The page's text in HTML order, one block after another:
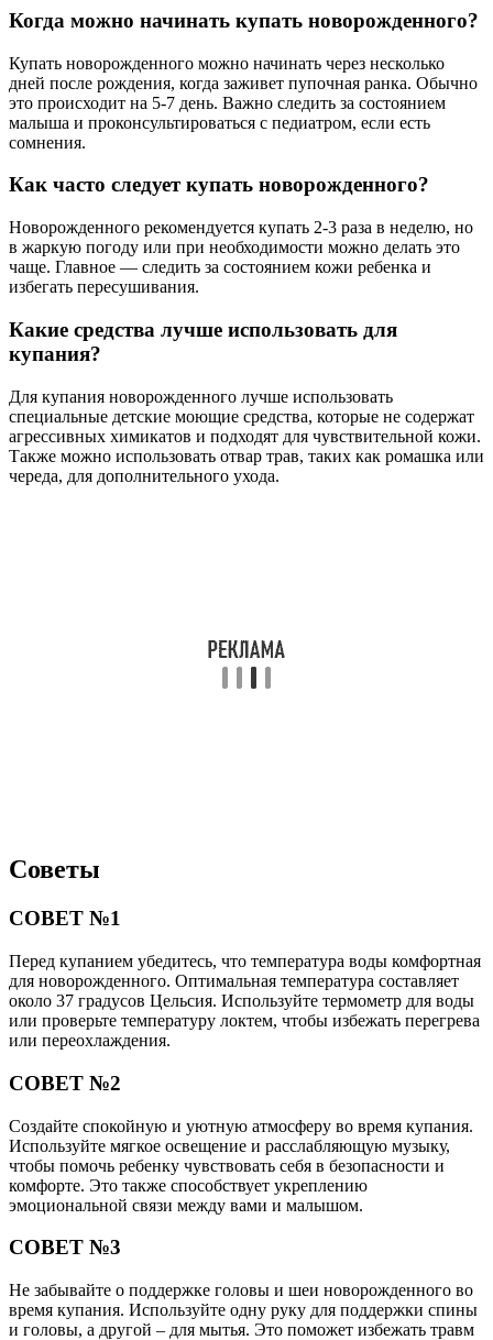
Когда можно начинать купать новорожденного?
Купать новорожденного можно начинать через несколько
дней после рождения, когда заживет пупочная ранка. Обычно
это происходит на 5-7 день. Важно следить за состоянием
малыша и проконсультироваться с педиатром, если есть
сомнения.
Как часто следует купать новорожденного?
Новорожденного рекомендуется купать 2-3 раза в неделю, но
в жаркую погоду или при необходимости можно делать это
чаще. Главное — следить за состоянием кожи ребенка и
избегать пересушивания.
Какие средства лучше использовать для
купания?
Для купания новорожденного лучше использовать
специальные детские моющие средства, которые не содержат
агрессивных химикатов и подходят для чувствительной кожи.
Также можно использовать отвар трав, таких как ромашка или
череда, для дополнительного ухода.
Советы
СОВЕТ №1
Перед купанием убедитесь, что температура воды комфортная
для новорожденного. Оптимальная температура составляет
около 37 градусов Цельсия. Используйте термометр для воды
или проверьте температуру локтем, чтобы избежать перегрева
или переохлаждения.
СОВЕТ №2
Создайте спокойную и уютную атмосферу во время купания.
Используйте мягкое освещение и расслабляющую музыку,
чтобы помочь ребенку чувствовать себя в безопасности и
комфорте. Это также способствует укреплению
эмоциональной связи между вами и малышом.
СОВЕТ №3
Не забывайте о поддержке головы и шеи новорожденного во
время купания. Используйте одну руку для поддержки спины
и головы, а другой – для мытья. Это поможет избежать травм